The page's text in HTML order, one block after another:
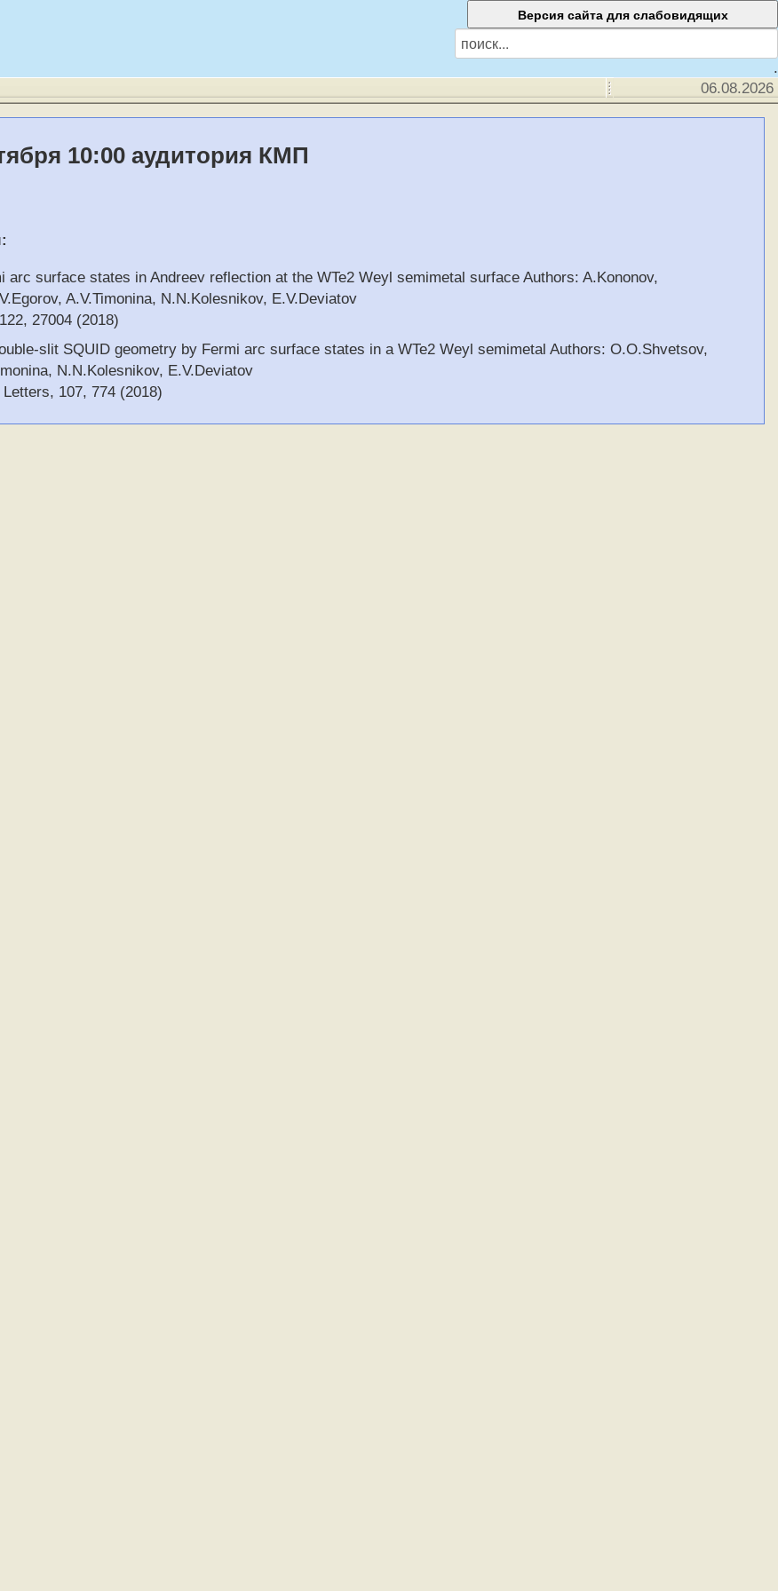
.
06.08.2026
10:00 аудитория КМП
arc surface states in Andreev reflection at the WTe2 Weyl semimetal surface Authors: A.Kononov,
A.V.Timonina, N.N.Kolesnikov, E.V.Deviatov
27004 (2018)
slit SQUID geometry by Fermi arc surface states in a WTe2 Weyl semimetal Authors: O.O.Shvetsov,
N.N.Kolesnikov, E.V.Deviatov
107, 774 (2018)